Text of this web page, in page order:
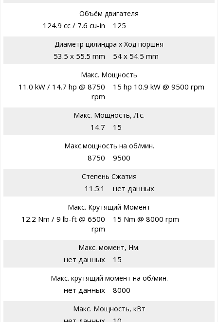
Объём двигателя
124.9 cc / 7.6 cu-in 125
Диаметр цилиндра х Ход поршня
53.5 x 55.5 mm 54 x 54.5 mm
Макс. Мощность
11.0 kW / 14.7 hp @ 8750
rpm
15 hp 10.9 kW @ 9500 rpm
Макс. Мощность, Л.с.
14.7 15
Макс.мощность на об/мин.
8750 9500
Степень Сжатия
11.5:1 нет данных
Макс. Крутящий Момент
12.2 Nm / 9 lb-ft @ 6500
rpm
15 Nm @ 8000 rpm
Макс. момент, Нм.
нет данных 15
Макс. крутящий момент на об/мин.
нет данных 8000
Макс. Мощность, кВт